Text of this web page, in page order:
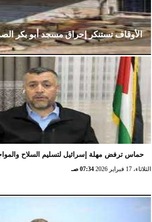
الأوقاف تستنكر إحراق مسجد أبو بكر
الإثنين، 23 فبراير 2026 02:15 مـ
حماس ترفض مهلة إسرائيل لتسليم السلاح
الثلاثاء، 17 فبراير 2026 07:34 صـ